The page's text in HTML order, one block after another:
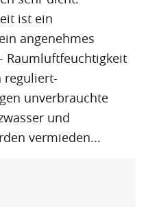
ist ein
angenehmes
Raumluftfeuchtigkeit
reguliert-
unverbrauchte
und
vermieden...